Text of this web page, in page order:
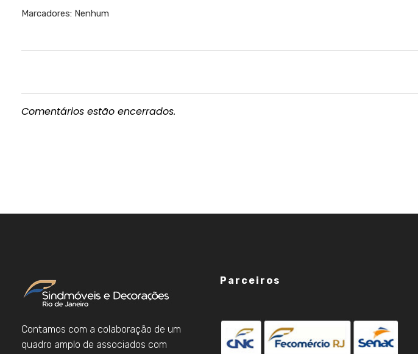
Marcadores: Nenhum
Comentários estão encerrados.
Contamos com a colaboração de um
quadro amplo de associados com
Parceiros